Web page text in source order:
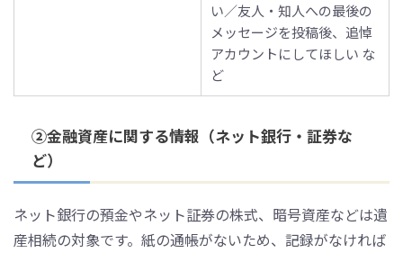
い／友人・知人への最後の
メッセージを投稿後、追悼
アカウントにしてほしい な
ど
②金融資産に関する情報（ネット銀行・証券な
ど）
ネット銀行の預金やネット証券の株式、暗号資産などは遺
産相続の対象です。紙の通帳がないため、記録がなければ